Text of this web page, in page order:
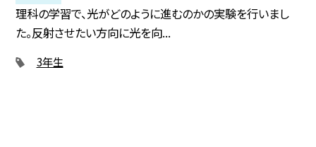
理科の学習で、光がどのように進むのかの実験を行いまし
た。反射させたい方向に光を向...
3年生